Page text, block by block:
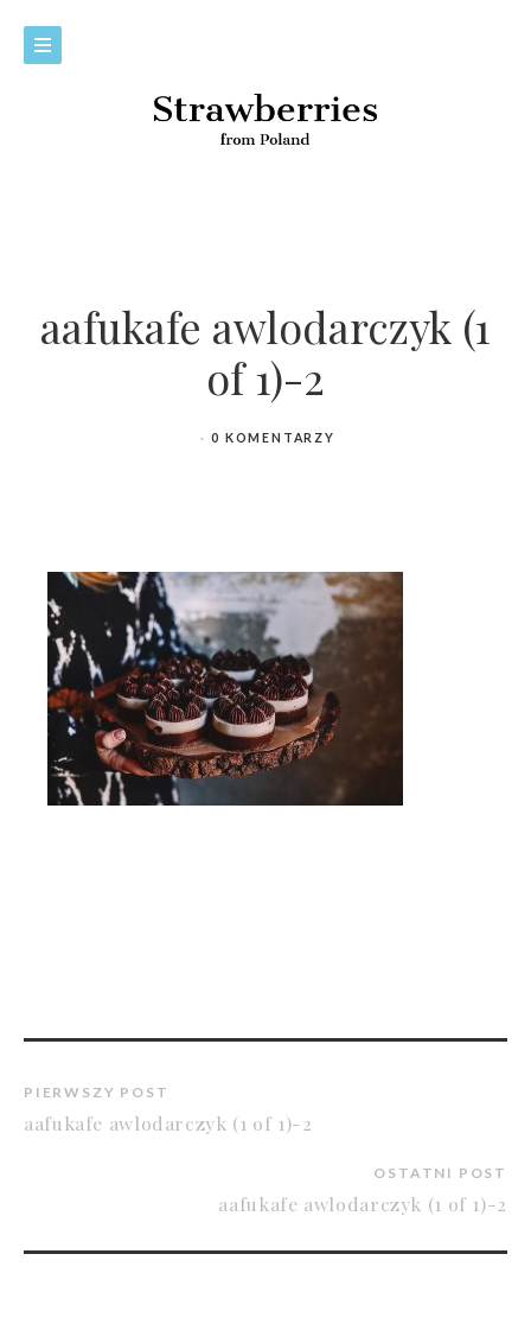
aafukafe awlodarczyk (1
of 1)-2
0 KOMENTARZY
PIERWSZY POST
aafukafe awlodarczyk (1 of 1)-2
OSTATNI POST
aafukafe awlodarczyk (1 of 1)-2